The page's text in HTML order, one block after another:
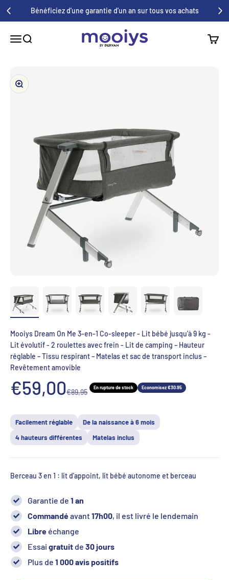
Bénéficiez d'une garantie d'un an sur tous vos achats
MenuRecherche
Mooiys
Zoom avant/arrière
Mooiys Dream On Me 3-en-1 Co-sleeper - Lit bébé jusqu'à 9 kg -
Lit évolutif - 2 roulettes avec frein - Lit de camping – Hauteur
réglable – Tissu respirant – Matelas et sac de transport inclus –
Revêtement amovible
Aanbiedingsprijs
€59,00Normale prijs
€89,95
En rupture de stock Economisez €30.95
Facilement réglable
De la naissance à 6 mois
4 hauteurs différentes
Matelas inclus
Berceau 3 en 1 : lit d'appoint, lit bébé autonome et berceau
Garantie de 1 an
Commandéavant17h00, il est livré le lendemain
Libre échange
Essai gratuit de 30 jours
Plus de 1 000 avis positifs